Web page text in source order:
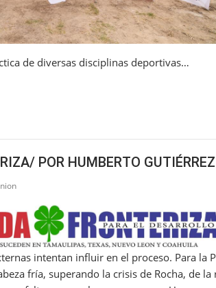
de diversas disciplinas deportivas…
POR HUMBERTO GUTIÉRREZ
intentan influir en el proceso. Para la
fría, superando la crisis de Rocha, de